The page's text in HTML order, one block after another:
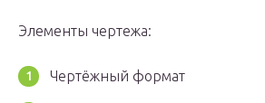
Элементы чертежа:
Чертёжный формат